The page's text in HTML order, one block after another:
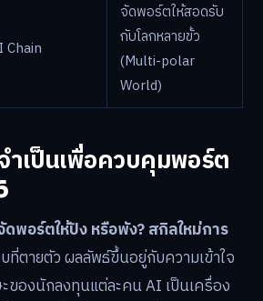
Chain
จัดพอร์ตให้สอดรับ
กับโลกหลายขั้ว
(Multi-polar
World)
ำเป็นเพื่อควบคุมพอร์ต
พอร์ตให้ปัง หรือพัง? สกิลใหม่การ
ที่ตายตัว ผลลัพธ์ขึ้นอยู่กับความเข้าใจ
ของนักลงทุนแต่ละคน AI เป็นเครื่อง